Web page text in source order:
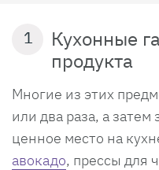
1
Кухонные
продукта
Многие из этих
или два раза, а
ценное место на
авокадо, прессы для